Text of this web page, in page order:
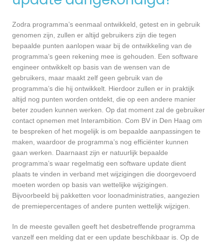
Zodra programma’s eenmaal ontwikkeld, getest en in gebruik
genomen zijn, zullen er altijd gebruikers zijn die tegen
bepaalde punten aanlopen waar bij de ontwikkeling van de
programma’s geen rekening mee is gehouden. Een software
engineer ontwikkelt op basis van de wensen van de
gebruikers, maar maakt zelf geen gebruik van de
programma’s die hij ontwikkelt. Hierdoor zullen er in praktijk
altijd nog punten worden ontdekt, die op een andere manier
beter zouden kunnen werken. Op dat moment zal de gebruiker
contact opnemen met Interambition. Com BV in Den Haag om
te bespreken of het mogelijk is om bepaalde aanpassingen te
maken, waardoor de programma’s nog efficiënter kunnen
gaan werken. Daarnaast zijn er natuurlijk bepaalde
programma’s waar regelmatig een software update dient
plaats te vinden in verband met wijzigingen die doorgevoerd
moeten worden op basis van wettelijke wijzigingen.
Bijvoorbeeld bij pakketten voor loonadministraties, aangezien
de premiepercentages of andere punten wettelijk wijzigen.
In de meeste gevallen geeft het desbetreffende programma
vanzelf een melding dat er een update beschikbaar is. Op de